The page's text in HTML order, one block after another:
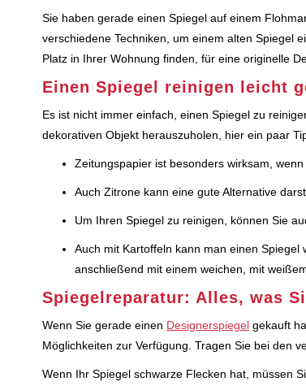
Sie haben gerade einen Spiegel auf einem
verschiedene Techniken, um einem alten Spiegel
Platz in Ihrer Wohnung finden, für eine originelle
Einen Spiegel reinigen leicht
Es ist nicht immer einfach, einen Spiegel zu
dekorativen Objekt herauszuholen, hier ein paar
Zeitungspapier ist besonders wirksam,
Auch Zitrone kann eine gute Alternative
Um Ihren Spiegel zu reinigen, können Sie
Auch mit Kartoffeln kann man einen
anschließend mit einem weichen, mit
Spiegelreparatur: Alles, was
Wenn Sie gerade einen Designerspiegel gekauft
Möglichkeiten zur Verfügung. Tragen Sie bei den
Wenn Ihr Spiegel schwarze Flecken hat, müssen